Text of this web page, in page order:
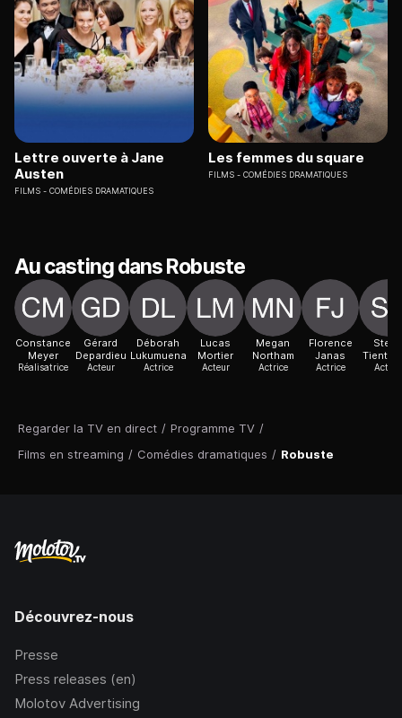
Regarder la TV en direct / Programme TV /
Films en streaming / Comédies dramatiques / Robuste
Lettre ouverte à Jane
Austen
FILMS COMÉDIES DRAMATIQUES
Les femmes du square
FILMS COMÉDIES DRAMATIQUES
Au casting dans Robuste
Constance
Meyer
Réalisatrice
Gérard
Depardieu
Acteur
Déborah
Lukumuena
Actrice
Lucas
Mortier
Acteur
Megan
Northam
Actrice
Florence
Janas
Actrice
Steve
Acteur
Découvrez-nous
Presse
Press releases (en)
Molotov Advertising